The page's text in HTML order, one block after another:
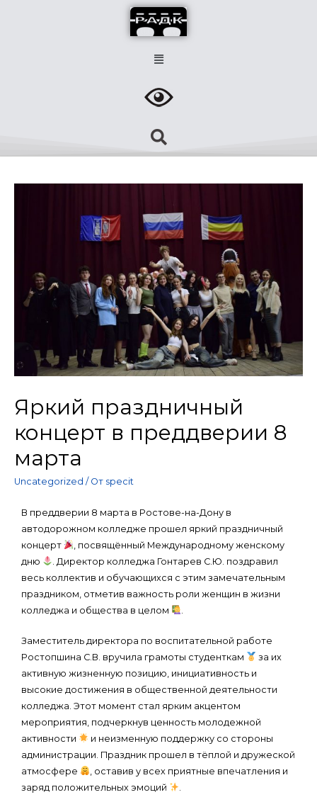
Яркий праздничный
концерт в преддверии 8
марта
Uncategorized / От specit
В преддверии 8 марта в Ростове-на-Дону в
автодорожном колледже прошел яркий праздничный
концерт
, посвящённый Международному женскому
дню
. Директор колледжа Гонтарев С.Ю. поздравил
весь коллектив и обучающихся с этим замечательным
праздником, отметив важность роли женщин в жизни
колледжа и общества в целом
Заместитель директора по воспитательной работе
Ростопшина С.В. вручила грамоты студенткам
за их
активную жизненную позицию, инициативность и
высокие достижения в общественной деятельности
колледжа. Этот момент стал ярким акцентом
мероприятия, подчеркнув ценность молодежной
активности
и неизменную поддержку со стороны
администрации. Праздник прошел в тёплой и дружеской
атмосфере
, оставив у всех приятные впечатления и
заряд положительных эмоций